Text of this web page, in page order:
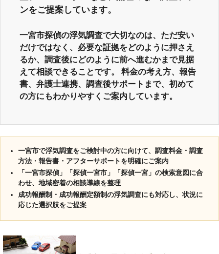
ンをご提案しています。
一宮市探偵の浮気調査で大切なのは、ただ安い
だけではなく、必要な証拠をどのように押さえ
るか、調査後にどのように前へ進むかまで見据
えて相談できることです。 料金の考え方、報告
書、弁護士連携、調査後サポートまで、初めて
の方にもわかりやすくご案内しています。
一宮市で浮気調査をご検討中の方に向けて、調査料金・調査
方法・報告書・アフターサポートを明確にご案内
「一宮市探偵」「探偵一宮市」「探偵一宮」の検索意図に合
わせ、地域密着の相談導線を整理
成功報酬制・成功報酬定額制の浮気調査にも対応し、状況に
応じた選択肢をご提案